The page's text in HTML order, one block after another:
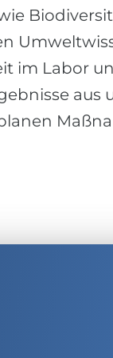
im Labor
aus